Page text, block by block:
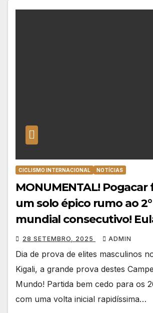
CICLISMO INTERNACIONAL NOTÍCIAS
MONUMENTAL! Pogacar
um solo épico rumo ao
mundial consecutivo!
28 SETEMBRO, 2025 ADMIN
Dia de prova de elites masculinos
Kigali, a grande prova destes
Mundo! Partida bem cedo para os
com uma volta inicial rapidíssima…